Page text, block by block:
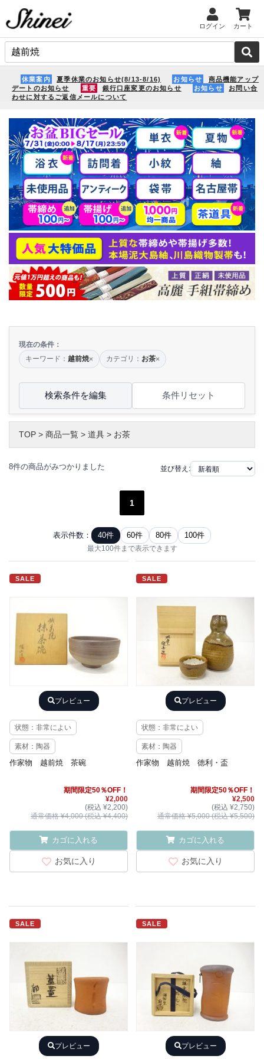
ログイン カート
休業案内 夏季休業のお知らせ(8/13-8/16) お知らせ
商品機能アップ
デートのお知らせ
重要 銀行口座変更のお知らせ お知らせ
お問い合
わせに対するご返信メールについて
現在の条件：
キーワード： 越前焼× カテゴリ： お茶×
検索条件を編集 条件リセット
TOP > 商品一覧 > 道具 > お茶
8件の商品がみつかりました 並び替え:
1
表示件数： 40件 60件 80件 100件
最大100件まで表示できます
SALE
プレビュー
状態：非常によい
素材：陶器
作家物 越前焼 茶碗
期間限定50％OFF！
¥2,000
(税込 ¥2,200)
通常価格 ¥4,000 (税込 ¥4,400)
カゴに入れる
お気に入り
SALE
プレビュー
状態：非常によい
素材：陶器
作家物 越前焼 徳利・盃
期間限定50％OFF！
¥2,500
(税込 ¥2,750)
通常価格 ¥5,000 (税込 ¥5,500)
カゴに入れる
お気に入り
SALE
プレビュー
SALE
プレビュー